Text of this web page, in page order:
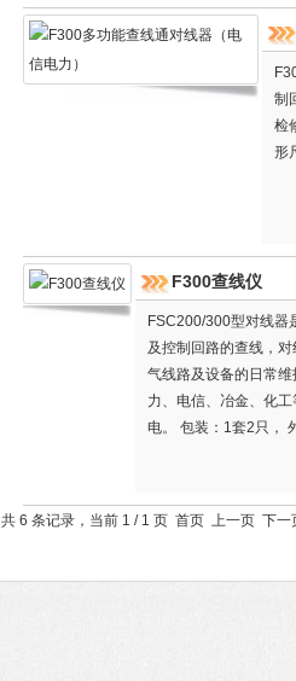
制
检
形
F300查线仪
FSC200/300型对线器
及控制回路的查线，
气线路及设备的日常
力、电信、冶金、化
电。 包装：1套2只，
共 6 条记录，当前 1 / 1 页 首页 上一页 下